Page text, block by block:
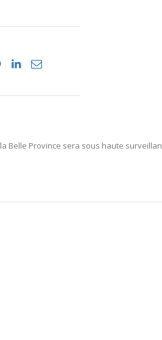
Belle Province sera sous haute